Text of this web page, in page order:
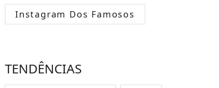
Instagram Dos Famosos
TENDÊNCIAS